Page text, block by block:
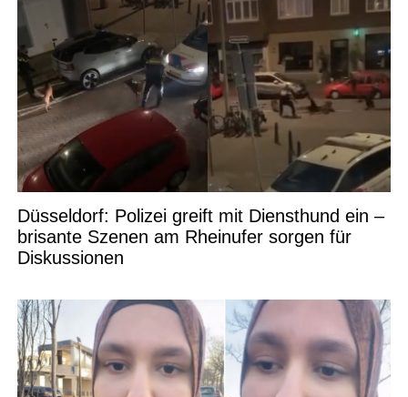
Düsseldorf: Polizei greift mit Diensthund ein –
brisante Szenen am Rheinufer sorgen für
Diskussionen